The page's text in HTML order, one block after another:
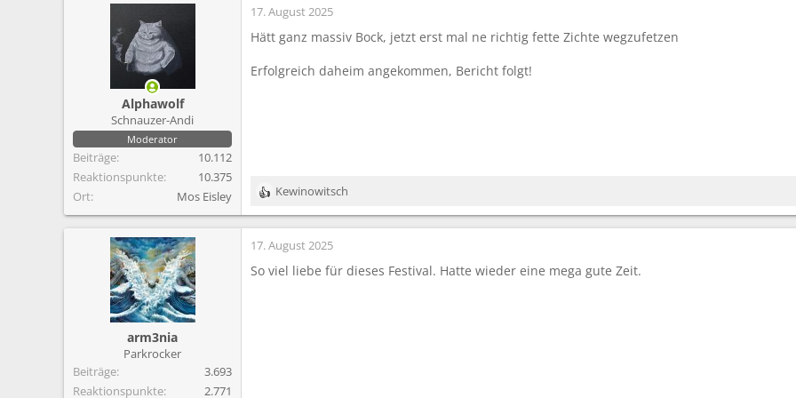
k
i
n
Alphawolf
Schnauzer-Andi
Moderator
Beiträge
10.112
Reaktionspunkte
10.375
Ort
Mos Eisley
17. August 2025
Hätt ganz massiv Bock, jetzt erst mal ne richtig fette Zichte wegzufetzen
Erfolgreich daheim angekommen, Bericht folgt!
R
e
a
k
i
Kewinowitsch
arm3nia
Parkrocker
Beiträge
3.693
Reaktionspunkte
2.771
17. August 2025
So viel liebe für dieses Festival. Hatte wieder eine mega gute Zeit.